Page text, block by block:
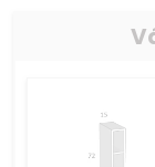
A konyhablokk